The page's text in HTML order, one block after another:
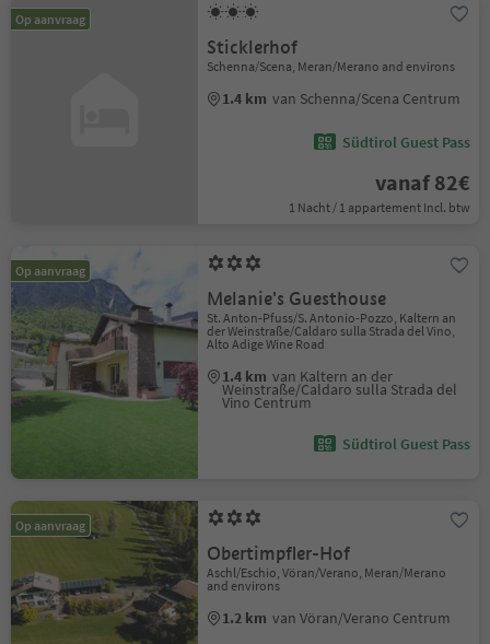
Op aanvraag
Sticklerhof
Schenna/Scena, Meran/Merano and environs
1.4 km van Schenna/Scena Centrum
Südtirol Guest Pass
vanaf 82€
1 Nacht / 1 appartement Incl. btw
Op aanvraag
Melanie's Guesthouse
St. Anton-Pfuss/S. Antonio-Pozzo, Kaltern an
der Weinstraße/Caldaro sulla Strada del Vino,
Alto Adige Wine Road
1.4 km van Kaltern an der
Weinstraße/Caldaro sulla Strada del
Vino Centrum
Südtirol Guest Pass
Op aanvraag
Obertimpfler-Hof
Aschl/Eschio, Vöran/Verano, Meran/Merano
and environs
1.2 km van Vöran/Verano Centrum